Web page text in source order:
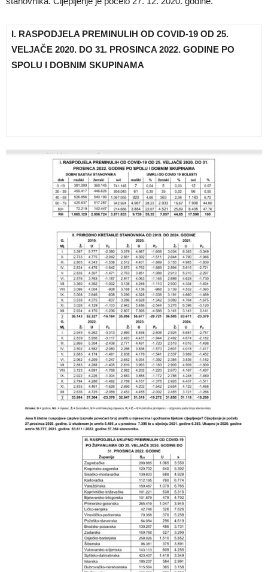
I. RASPODJELA PREMINULIH OD COVID-19 OD 25.
VELJAČE 2020. DO 31. PROSINCA 2022. GODINE PO
SPOLU I DOBNIM SKUPINAMA